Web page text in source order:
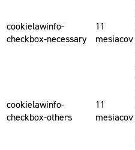
cookielawinfo-
checkbox-necessary
11
mesiacov
cookielawinfo-
checkbox-others
11
mesiacov